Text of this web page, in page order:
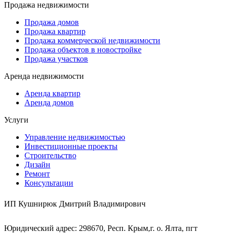
Продажа недвижимости
Продажа домов
Продажа квартир
Продажа коммерческой недвижимости
Продажа объектов в новостройке
Продажа участков
Аренда недвижимости
Аренда квартир
Аренда домов
Услуги
Управление недвижимостью
Инвестиционные проекты
Строительство
Дизайн
Ремонт
Консультации
ИП Кушнирюк Дмитрий Владимирович
Юридический адрес: 298670, Респ. Крым,г. о. Ялта, пгт